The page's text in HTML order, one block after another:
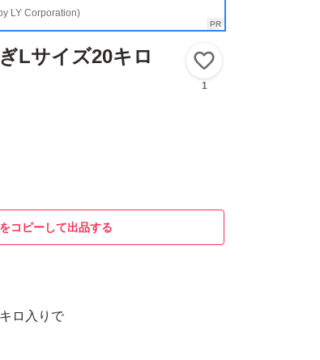
LY Corporation)
Lサイズ20キロ
1
コピーして出品する
ロ入りで